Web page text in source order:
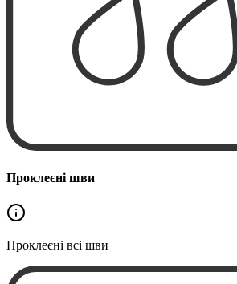
Проклеєні шви
Проклеєні всі шви